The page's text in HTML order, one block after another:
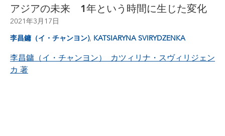
アジアの未来 1年という時間に生じた変化
2021年3月17日
李昌鏞（イ・チャンヨン), KATSIARYNA SVIRYDZENKA
李昌鏞（イ・チャンヨン） カツィリナ・スヴィリジェン
カ著